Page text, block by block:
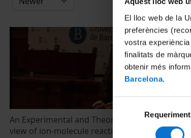
El lloc web de la
preferències
vostra
finalitats de
obtenir més
Barcelona.
Selecció
consentiment
An Experimental and Theoretical point of
view of ion-molecule reactions